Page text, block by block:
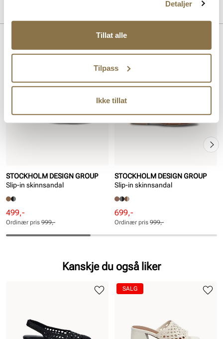
Detaljer
Tillat alle
Tilpass
Ikke tillat
Lignende produkter
STOCKHOLM DESIGN GROUP
Slip-in skinnsandal
Rabattert
pris
Pris
499,-
Ordinær
pris
Pris
Ordinær pris 999,-
STOCKHOLM DESIGN GROUP
Slip-in skinnsandal
Rabattert
pris
Pris
699,-
Ordinær
pris
Pris
Ordinær pris 999,-
SALG
Kanskje du også liker
SALG